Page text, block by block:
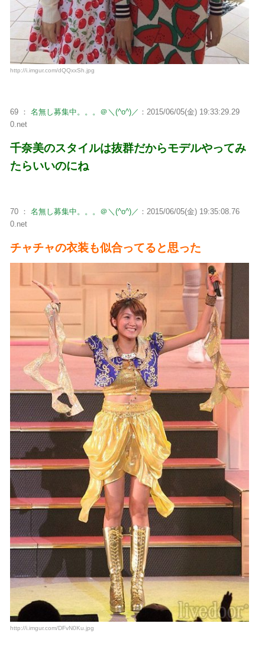
http://i.imgur.com/dQQxxSh.jpg
69 ： 名無し募集中。。。＠＼(^o^)／ ：2015/06/05(金) 19:33:29.29
0.net
千奈美のスタイルは抜群だからモデルやってみ
たらいいのにね
70 ： 名無し募集中。。。＠＼(^o^)／ ：2015/06/05(金) 19:35:08.76
0.net
チャチャの衣装も似合ってると思った
http://i.imgur.com/DFvN0Ku.jpg